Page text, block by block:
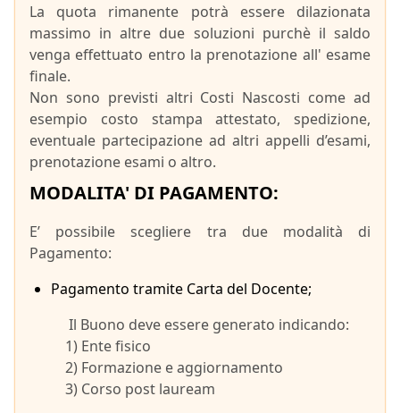
La quota rimanente potrà essere dilazionata
massimo in altre due soluzioni purchè il saldo
venga effettuato entro la prenotazione all' esame
finale.
Non sono previsti altri Costi Nascosti come ad
esempio costo stampa attestato, spedizione,
eventuale partecipazione ad altri appelli d’esami,
prenotazione esami o altro.
MODALITA' DI PAGAMENTO:
E’ possibile scegliere tra due modalità di
Pagamento:
Pagamento tramite Carta del Docente;
Il Buono deve essere generato indicando:
1) Ente fisico
2) Formazione e aggiornamento
3) Corso post lauream